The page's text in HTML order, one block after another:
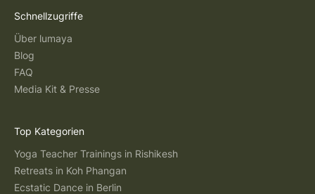
Schnellzugriffe
Über lumaya
Blog
FAQ
Media Kit & Presse
Top Kategorien
Yoga Teacher Trainings in Rishikesh
Retreats in Koh Phangan
Ecstatic Dance in Berlin